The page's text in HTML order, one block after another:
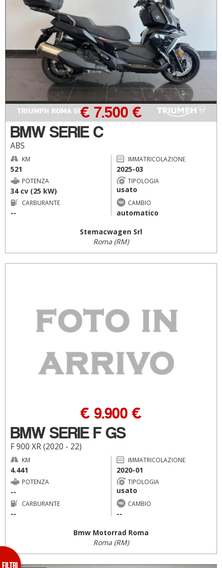
BMW SERIE C
ABS
€ 7.500 €
KM
521
IMMATRICOLAZIONE
2025-03
POTENZA
34 cv (25 kW)
TIPOLOGIA
usato
CARBURANTE
--
CAMBIO
automatico
Stemacwagen Srl
Roma (RM)
BMW SERIE F GS
F 900 XR (2020 - 22)
€ 9.900 €
KM
4.441
IMMATRICOLAZIONE
2020-01
POTENZA
--
TIPOLOGIA
usato
CARBURANTE
--
CAMBIO
--
Bmw Motorrad Roma
Roma (RM)